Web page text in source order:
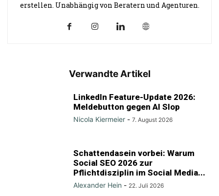
erstellen. Unabhängig von Beratern und Agenturen.
Verwandte Artikel
LinkedIn Feature-Update 2026:
Meldebutton gegen AI Slop
Nicola Kiermeier - 7. August 2026
Schattendasein vorbei: Warum
Social SEO 2026 zur
Pflichtdisziplin im Social Media...
Alexander Hein - 22. Juli 2026